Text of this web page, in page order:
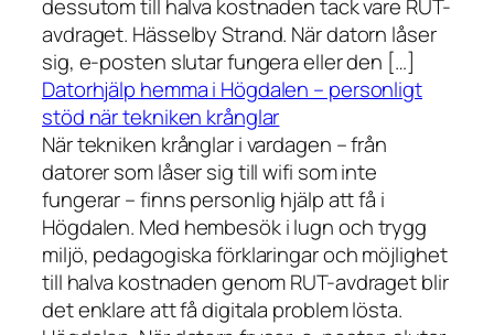
dessutom till halva kostnaden tack vare RUT-
avdraget. Hässelby Strand. När datorn låser
sig, e-posten slutar fungera eller den […]
Datorhjälp hemma i Högdalen – personligt
stöd när tekniken krånglar
När tekniken krånglar i vardagen – från
datorer som låser sig till wifi som inte
fungerar – finns personlig hjälp att få i
Högdalen. Med hembesök i lugn och trygg
miljö, pedagogiska förklaringar och möjlighet
till halva kostnaden genom RUT-avdraget blir
det enklare att få digitala problem lösta.